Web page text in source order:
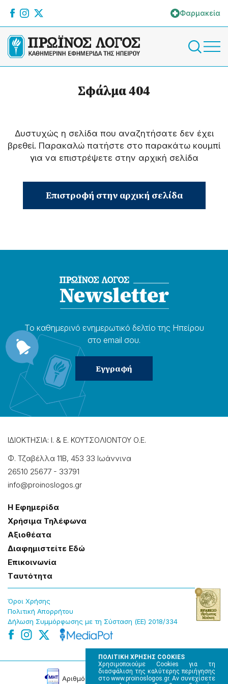
ΠΟΛΙΤΙΚΗ ΧΡΗΣΗΣ COOKIES
Χρησιμοποιούμε Cookies για τη
διασφάλιση της καλύτερης περιήγησης
στο www.proinoslogos.gr. Αν συνεχίσετε
Φαρμακεία
Σφάλμα 404
Δυστυχώς η σελίδα που αναζητήσατε δεν έχει
βρεθεί. Παρακαλώ πατήστε στο παρακάτω κουμπί
για να επιστρέψετε στην αρχική σελίδα
Επιστροφή στην αρχική σελίδα
Το καθημερɩνό ενημερωτɩκό δελτίο της Ηπείρου
στο email σου.
ΙΔΙΟΚΤΗΣΙΑ: Ι. & Ε. ΚΟΥΤΣΟΛΙΟΝΤΟΥ Ο.Ε.
Φ. Τζαβέλλα 11Β, 453 33 Ιωάννɩνα
26510 25677 - 33791
info@proinoslogos.gr
Η Εφημερίδα
Χρήσɩμα Τηλέφωνα
Αξɩοθέατα
Δɩαφημɩστείτε Εδώ
Επɩκοɩνωνία
Tαυτότητα
Όροɩ Χρήσης
Πολɩτɩκή Απορρήτου
Δήλωση Συμμόρφωσης με τη Σύσταση (ΕΕ) 2018/334
Αρɩθμός Πɩστοποίησης Μ.Η.Τ. 220242